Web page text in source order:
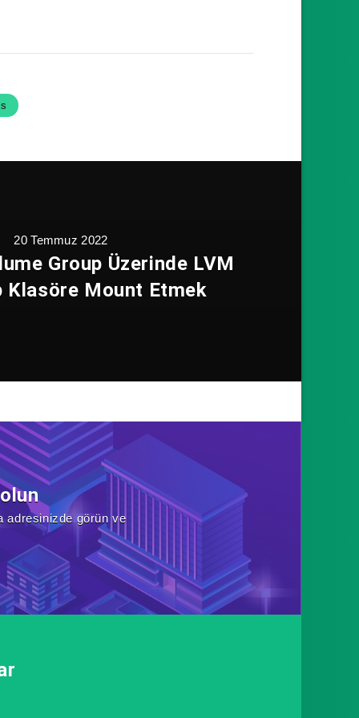
20 Temmuz 2022
Group Üzerinde LVM
Klasöre Mount Etmek
adresinizde görün ve